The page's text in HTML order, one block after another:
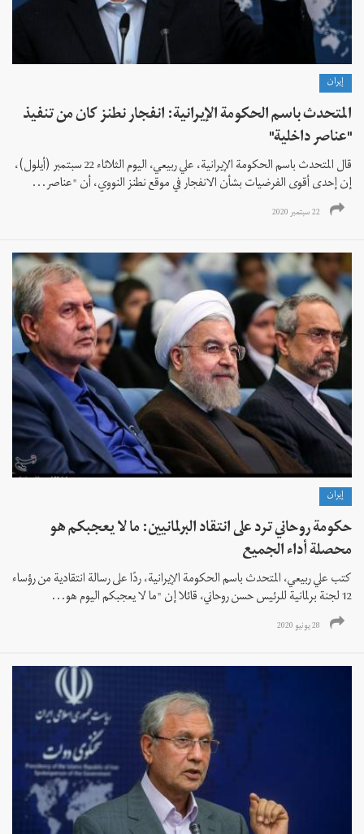
إيران
المتحدث باسم الحكومة الإيرانية: انفجار نطنز كان من تنفيذ
"عناصر داخلية"
قال المتحدث باسم الحكومة الإيرانية، علي ربيعي، اليوم الثلاثاء 22 سبتمبر (أيلول)،
إن إحدى أقوى الفرضيات بشأن الانفجار في موقع نطنز النووي، أن "عناصر...
22 سبتمبر 2020
إيران
حكومة روحاني ترد على انتقاد البرلمانيين: ما لا يعجبكم هو
محصلة أداء الجميع
كتب علي ربيعي، المتحدث باسم الحكومة الإيرانية، ردًا على رسالة انتقادية من رؤساء
12 لجنة برلمانية للرئيس حسن روحاني، قائلا إن "ما لا يعجبكم اليوم هو...
28 يونيو 2020